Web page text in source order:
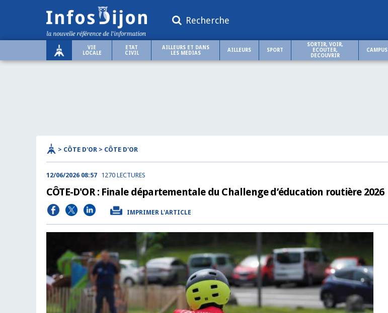
Recherche
VIE
LOCALE
ETAT
CIVIL
AILLEURS ET DANS
LES MEDIAS
AILLEURS SPORT
SORTIR, VOIR,
ECOUTER,
DECOUVRIR
CAMPUS
> CÔTE D'OR > CÔTE D'OR
12/06/2026 08:57 1270 LECTURES
CÔTE-D'OR : Finale départementale du Challenge d’éducation routière 2026
IMPRIMER L'ARTICLE